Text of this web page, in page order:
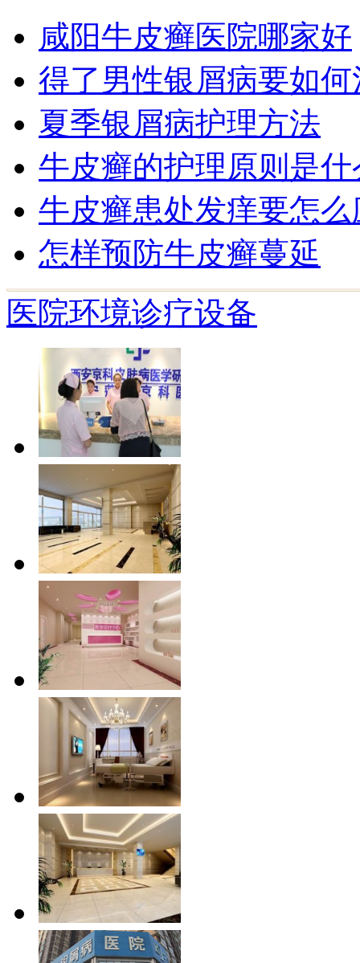
咸阳牛皮癣医院哪家好
得了男性银屑病要如何
夏季银屑病护理方法
牛皮癣的护理原则是什
牛皮癣患处发痒要怎么
怎样预防牛皮癣蔓延
医院环境诊疗设备